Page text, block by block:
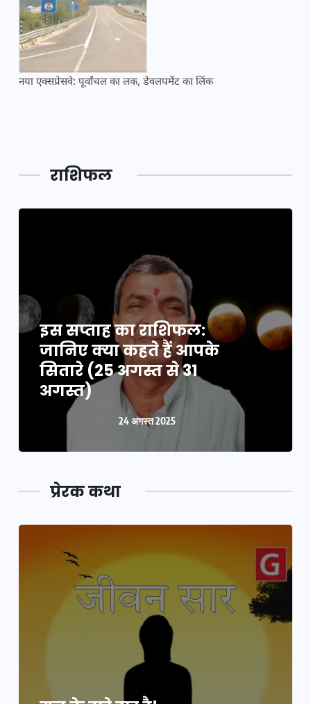
नया एक्सप्रेसवे: पूर्वांचल का लक, डेवलपमेंट का लिंक
राशिफल
इस सप्ताह का राशिफल:
जानिए क्या कहते हैं आपके
सितारे (25 अगस्त से 31
अगस्त)
24 अगस्त 2025
प्रेरक कथा